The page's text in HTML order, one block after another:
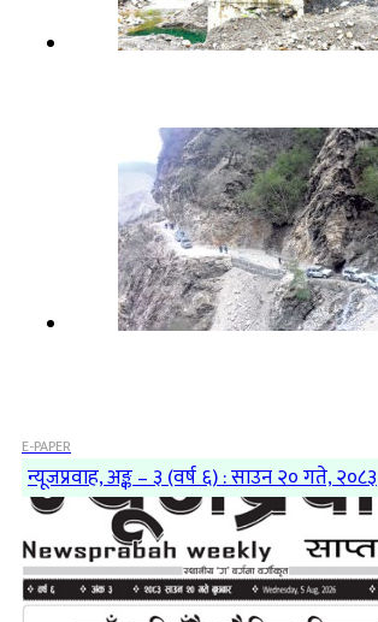
E-PAPER
न्यूजप्रवाह, अङ्क – ३ (वर्ष ६) : साउन २० गते, २०८३